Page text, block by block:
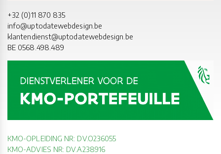
+32 (0)11 870 835
info@uptodatewebdesign.be
klantendienst@uptodatewebdesign.be
BE 0568.498.489
KMO-OPLEIDING NR: DV.O236055
KMO-ADVIES NR: DV.A238916